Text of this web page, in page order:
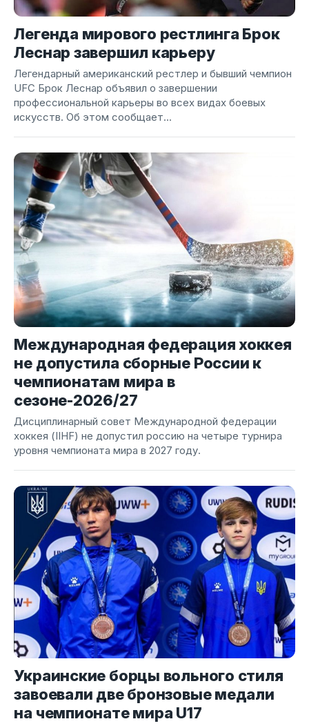
Легенда мирового рестлинга Брок
Леснар завершил карьеру
Легендарный американский рестлер и бывший чемпион
UFC Брок Леснар объявил о завершении
профессиональной карьеры во всех видах боевых
искусств. Об этом сообщает...
Международная федерация хоккея
не допустила сборные России к
чемпионатам мира в
сезоне-2026/27
Дисциплинарный совет Международной федерации
хоккея (IIHF) не допустил россию на четыре турнира
уровня чемпионата мира в 2027 году.
Украинские борцы вольного стиля
завоевали две бронзовые медали
на чемпионате мира U17